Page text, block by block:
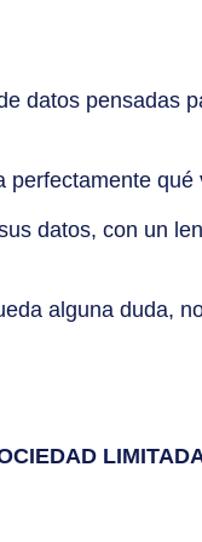
datos pensadas
datos, con un
alguna duda,